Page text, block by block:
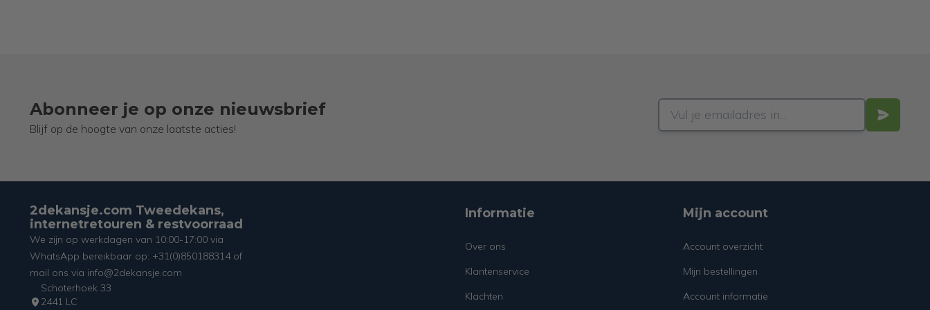
Abonneer je op onze nieuwsbrief
Blijf op de hoogte van onze laatste acties!
2dekansje.com Tweedekans,
internetretouren & restvoorraad
We zijn op werkdagen van 10:00-17:00 via
WhatsApp bereikbaar op: +31(0)850188314 of
mail ons via info@2dekansje.com
Schoterhoek 33
2441 LC
Informatie
Over ons
Klantenservice
Klachten
Mijn account
Account overzicht
Mijn bestellingen
Account informatie